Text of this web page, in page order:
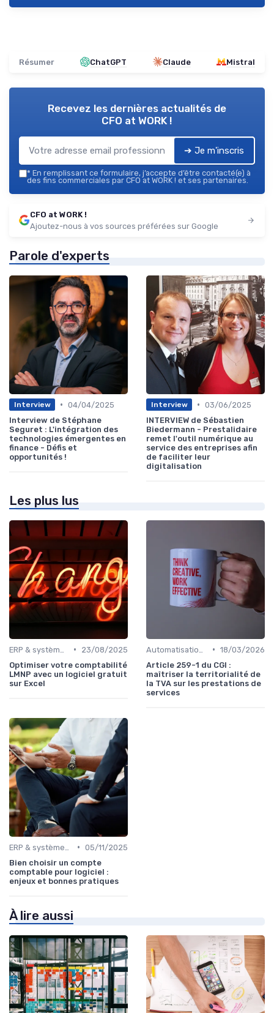
Résumer ChatGPT Claude Mistral
Recevez les dernières actualités de
CFO at WORK !
➔ Je m'inscris
* En remplissant ce formulaire, j’accepte d’être contacté(e) à
des fins commerciales par CFO at WORK ! et ses partenaires.
CFO at WORK !
Ajoutez-nous à vos sources préférées sur Google
Parole d'experts
Interview • 04/04/2025
Interview de Stéphane
Seguret : L'intégration des
technologies émergentes en
finance - Défis et
opportunités !
Interview • 03/06/2025
INTERVIEW de Sébastien
Biedermann - Prestalidaire
remet l'outil numérique au
service des entreprises afin
de faciliter leur
digitalisation
Les plus lus
•
23/08/2025
Optimiser votre comptabilité
LMNP avec un logiciel gratuit
sur Excel
• 18/03/2026
Article 259-1 du CGI :
maîtriser la territorialité de
la TVA sur les prestations de
services
• 05/11/2025
Bien choisir un compte
comptable pour logiciel :
enjeux et bonnes pratiques
À lire aussi